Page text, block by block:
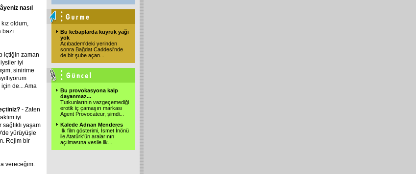
nasıl
oldum,
içtiğin zaman
iyi
sinirime
de... Ama
- Zaten
iyi
yaşam
yürüyüşle
Rejim bir
vereceğim.
Bu kebaplarda kuyruk yağı
yok
Acıbadem'deki yerinden
sonra Bağdat Caddesi'nde
de bir şube açan
Bu provokasyona kalp
dayanmaz...
Tutkunlarının vazgeçemediği
erotik iç çamaşırı markası
Agent Provocateur, şimdi
Kalede Adnan Menderes
İlk film gösterimi, İsmet İnönü
ile Atatürk'ün aralarının
açılmasına vesile ilk